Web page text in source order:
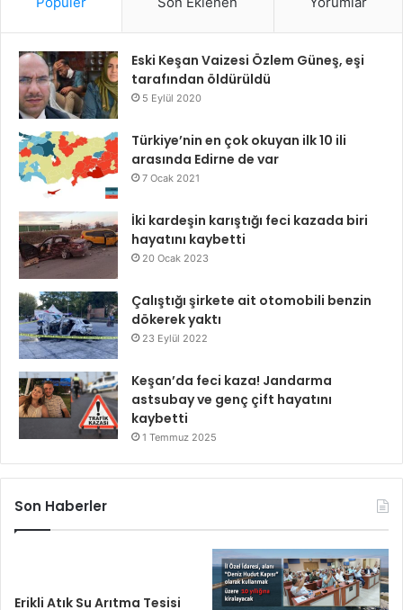
Eski Keşan Vaizesi Özlem Güneş, eşi
tarafından öldürüldü
5 Eylül 2020
Türkiye’nin en çok okuyan ilk 10 ili
arasında Edirne de var
7 Ocak 2021
İki kardeşin karıştığı feci kazada biri
hayatını kaybetti
20 Ocak 2023
Çalıştığı şirkete ait otomobili benzin
dökerek yaktı
23 Eylül 2022
Keşan’da feci kaza! Jandarma
astsubay ve genç çift hayatını
kaybetti
1 Temmuz 2025
Son Haberler
Erikli Atık Su Arıtma Tesisi